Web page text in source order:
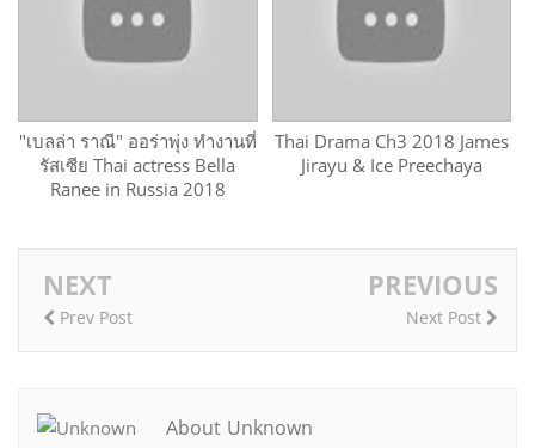
"เบลล่า ราณี" ออร่าพุ่ง ทำงานที่
รัสเซีย Thai actress Bella
Ranee in Russia 2018
Thai Drama Ch3 2018 James
Jirayu & Ice Preechaya
NEXT
Prev Post
PREVIOUS
Next Post
About Unknown